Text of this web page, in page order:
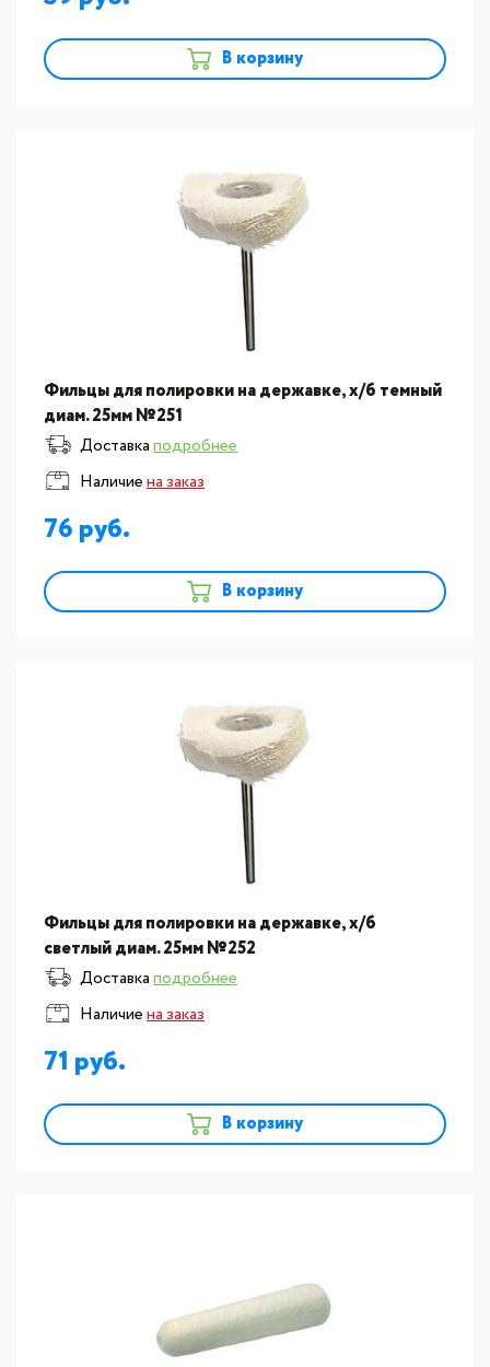
В корзину
Фильцы для полировки на державке, х/б темный
диам. 25мм №251
Доставкаподробнее
Наличиена заказ
76
В корзину
Фильцы для полировки на державке, х/б
светлый диам. 25мм №252
Доставкаподробнее
Наличиена заказ
71
В корзину